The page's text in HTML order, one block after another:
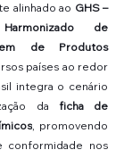
alinhado ao GHS –
de
de Produtos
países ao redor
integra o cenário
da ficha de
, promovendo
conformidade nos